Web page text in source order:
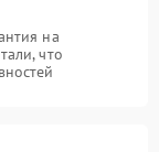
на
что